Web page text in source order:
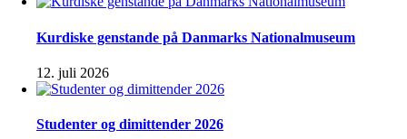
Kurdiske genstande på Danmarks Nationalmuseum
12. juli 2026
Studenter og dimittender 2026